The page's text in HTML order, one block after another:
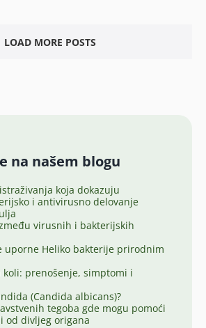
LOAD MORE POSTS
na našem blogu
koja dokazuju
i antivirusno delovanje
virusnih i bakterijskih
uporne Heliko bakterije prirodnim
koli: prenošenje, simptomi i
(Candida albicans)?
tegoba gde mogu pomoći
od divljeg origana